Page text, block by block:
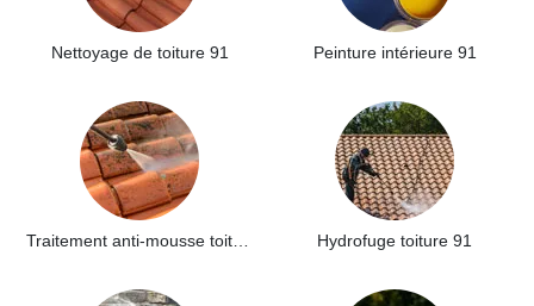
Nettoyage de toiture 91 Peinture intérieure 91
Hydrofuge toiture 91